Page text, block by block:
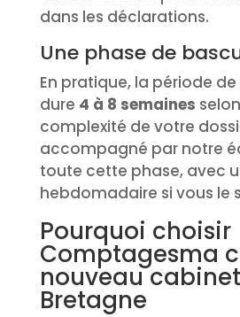
dans les déclarations.
Une phase de
En pratique, la période de
dure 4 à 8 semaines
complexité de votre
accompagné par notre
toute cette phase, avec
hebdomadaire si vous le
Pourquoi choisir
Comptagesma
nouveau
Bretagne